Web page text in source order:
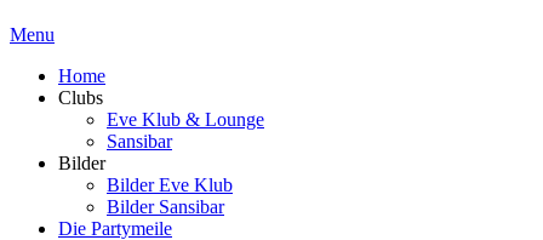
Menu
Home
Clubs
Eve Klub & Lounge
Sansibar
Bilder
Bilder Eve Klub
Bilder Sansibar
Die Partymeile